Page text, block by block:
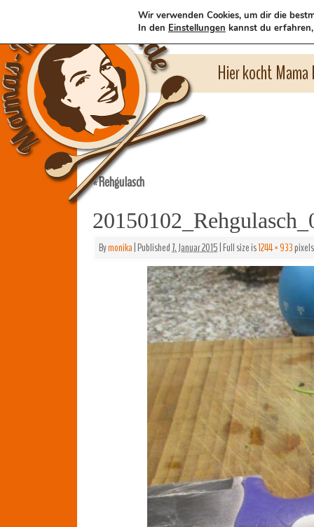
Hier kocht
«Rehgulasch
Bymonika|Published7. Januar 2015|Full size is1244 × 933pixels
Wir verwenden Cookies, um dir die
In den Einstellungen kannst du